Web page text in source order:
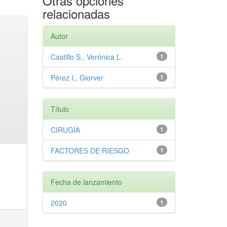
relacionadas
Autor
1
Castillo S., Verónica L.
1
Pérez I., Giorver
Título
1
CIRUGÍA
1
FACTORES DE RIESGO
Fecha de lanzamiento
1
2020